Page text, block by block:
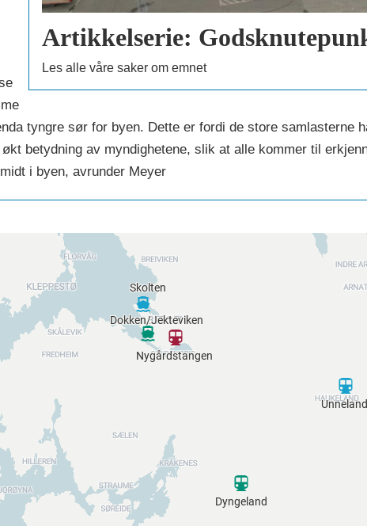
Artikkelserie:
Les alle våre saker om emnet
tyngre sør for byen. Dette er fordi de store samlasterne
betydning av myndighetene, slik at alle kommer til
i byen, avrunder Meyer